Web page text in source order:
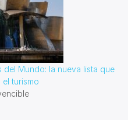
del Mundo: la nueva lista que
el turismo